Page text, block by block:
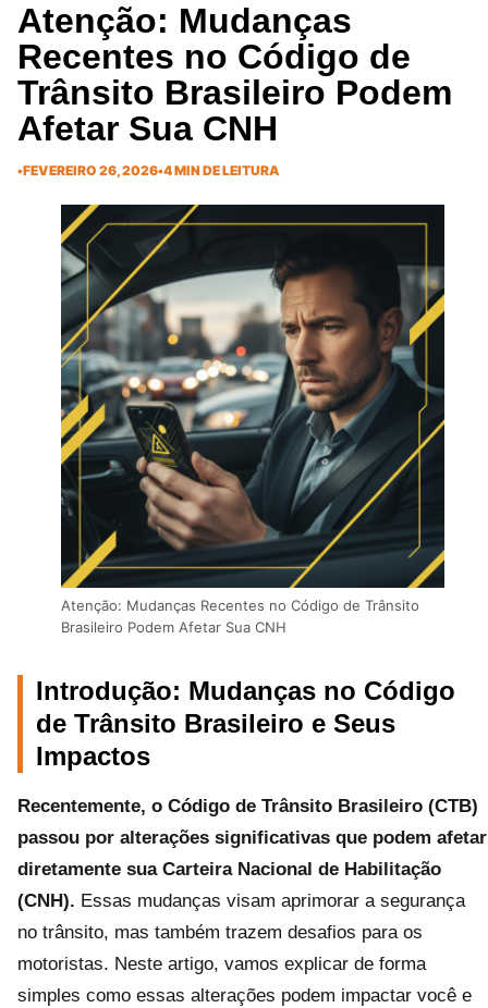
Atenção: Mudanças
Recentes no Código de
Trânsito Brasileiro Podem
Afetar Sua CNH
•FEVEREIRO 26, 2026•4 MIN DE LEITURA
Atenção: Mudanças Recentes no Código de Trânsito
Brasileiro Podem Afetar Sua CNH
Introdução: Mudanças no Código
de Trânsito Brasileiro e Seus
Impactos
Recentemente, o Código de Trânsito Brasileiro (CTB)
passou por alterações significativas que podem afetar
diretamente sua Carteira Nacional de Habilitação
(CNH). Essas mudanças visam aprimorar a segurança
no trânsito, mas também trazem desafios para os
motoristas. Neste artigo, vamos explicar de forma
simples como essas alterações podem impactar você e